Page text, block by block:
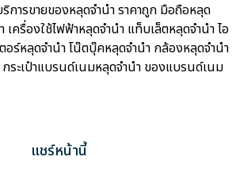
การขายของหลุดจำนำ ราคาถูก มือถือหลุด
ครื่องใช้ไฟฟ้าหลุดจำนำ แท็บเล็ตหลุดจำนำ ไอ
ร์หลุดจำนำ โน๊ตบุ๊คหลุดจำนำ กล้องหลุดจำนำ
ระเป๋าแบรนด์เนมหลุดจำนำ ของแบรนด์เนม
แชร์หน้านี้